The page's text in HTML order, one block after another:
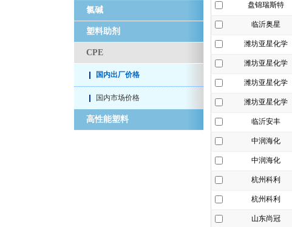
氯碱
塑料助剂
CPE
国内出厂价格
国内市场价格
高性能塑料
盘锦瑞斯特
临沂奥星
潍坊亚星化学
潍坊亚星化学
潍坊亚星化学
潍坊亚星化学
临沂安丰
中润海化
中润海化
杭州科利
杭州科利
山东尚冠